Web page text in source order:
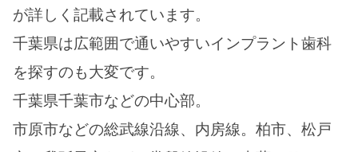
が詳しく記載されています。
千葉県は広範囲で通いやすいインプラント歯科
を探すのも大変です。
千葉県千葉市などの中心部。
市原市などの総武線沿線、内房線。柏市、松戸